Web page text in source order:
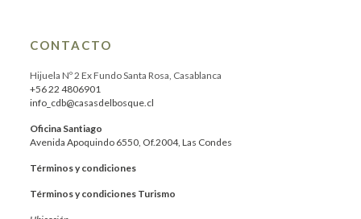
CONTACTO
Hijuela Nº 2 Ex Fundo Santa Rosa, Casablanca
+56 22 4806901
info_cdb@casasdelbosque.cl
Oficina Santiago
Avenida Apoquindo 6550, Of.2004, Las Condes
Términos y condiciones
Términos y condiciones Turismo